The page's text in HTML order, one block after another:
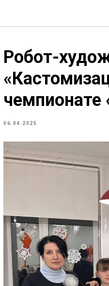
Робот-
чемпионате
06.04.2025